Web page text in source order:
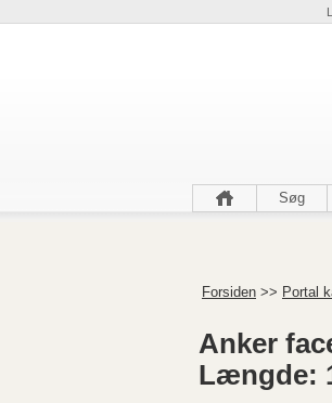
Søg
Forsiden >> Portal
Anker
Længde: